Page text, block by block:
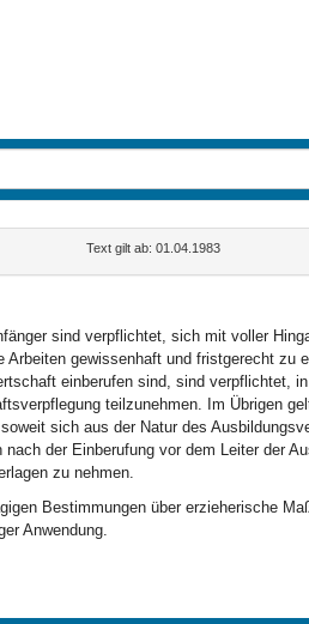
Text gilt ab: 01.04.1983
sind verpflichtet, sich mit voller
Arbeiten gewissenhaft und fristgerecht zu
einberufen sind, sind verpflichtet,
teilzunehmen. Im Übrigen
sich aus der Natur des
nach der Einberufung vor dem Leiter der
zu nehmen.
Bestimmungen über erzieherische
Anwendung.